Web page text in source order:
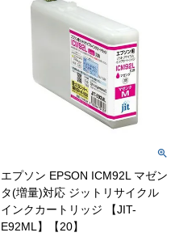
エプソン EPSON ICM92L マゼン
タ(増量)対応 ジットリサイクル
インクカートリッジ 【JIT-
E92ML】【20】